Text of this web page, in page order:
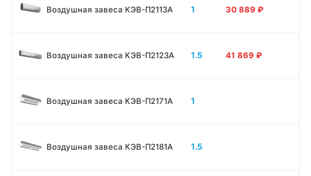
Воздушная завеса КЭВ-П2113A 1 30 889 ₽
Воздушная завеса КЭВ-П2123A 1.5 41 869 ₽
Воздушная завеса КЭВ-П2171A 1
Воздушная завеса КЭВ-П2181A 1.5